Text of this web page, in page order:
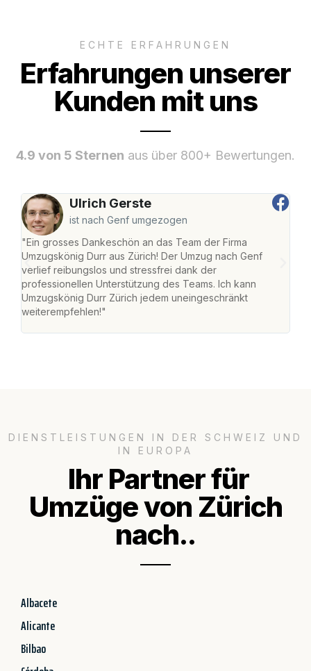
ECHTE ERFAHRUNGEN
Erfahrungen unserer
Kunden mit uns
4.9 von 5 Sternen aus über 800+ Bewertungen.
Ulrich Gerste
ist nach Genf umgezogen
"Ein grosses Dankeschön an das Team der Firma
Umzugskönig Durr aus Zürich! Der Umzug nach Genf
verlief reibungslos und stressfrei dank der
professionellen Unterstützung des Teams. Ich kann
Umzugskönig Durr Zürich jedem uneingeschränkt
weiterempfehlen!"
DIENSTLEISTUNGEN IN DER SCHWEIZ UND
IN EUROPA
Ihr Partner für
Umzüge von Zürich
nach..
Albacete
Alicante
Bilbao